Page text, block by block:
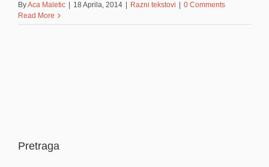
ByAca Maletic 18 Aprila, 2014 Razni tekstovi
0 Comments
Read More
Pretraga